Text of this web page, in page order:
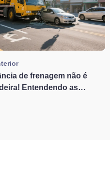
de frenagem não é
Entendendo as